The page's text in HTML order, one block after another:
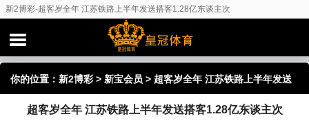
新2博彩-超客岁全年 江苏铁路上半年发送搭客1.28亿东谈主次
你的位置： 新2博彩 > 新宝会员 > 超客岁全年 江苏铁路上半年发送
搭客1.28亿东谈主次
超客岁全年 江苏铁路上半年发送搭客1.28亿东谈主次